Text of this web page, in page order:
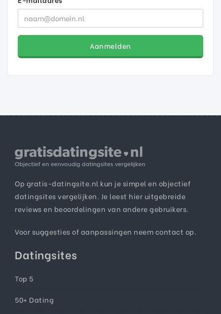
Aanmelden
Op gratis-datingsite.nl kun je simpel en objectief
datingsites vergelijken. Je leest hier uitgebreide
reviews en beoordelingen van andere gebruikers.
Voor suggesties of aanpassingen neemcontact op.
Datingsites
Top 5
50+ Dating